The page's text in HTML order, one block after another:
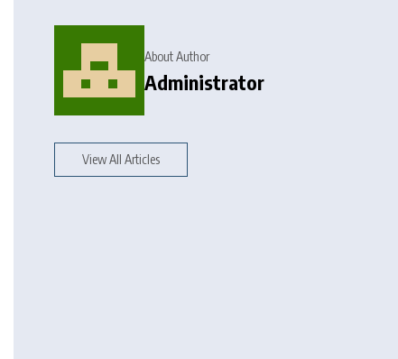
About Author
Administrator
View All Articles